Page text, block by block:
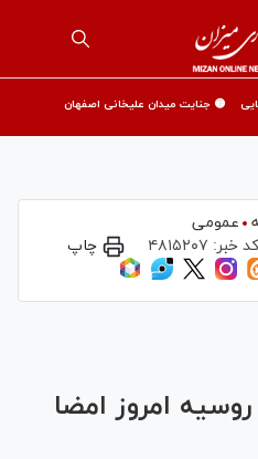
🟡 جنایت میدان علیخانی اصفهان
عمومی
کد خبر: ۴۸۱۵۲۰۷ چاپ
Videoامروز امضا